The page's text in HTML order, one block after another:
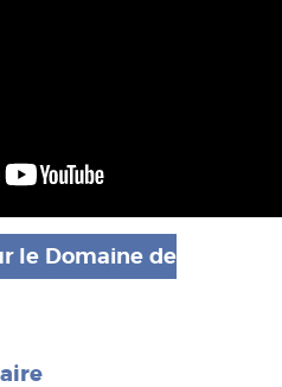
le Domaine de